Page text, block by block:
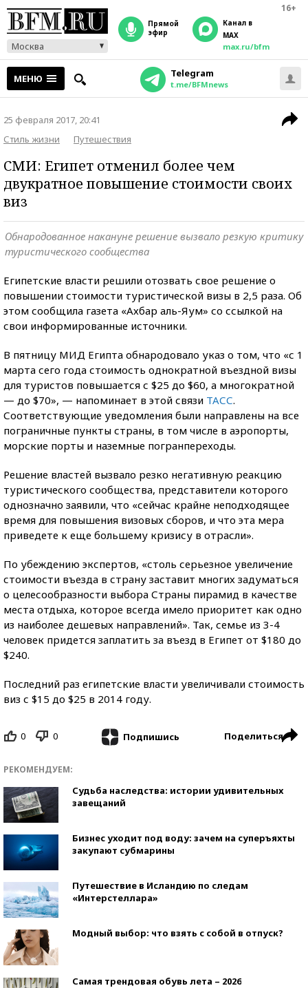
16+
Москва
прямой
эфир
Канал в
MAX
max.ru/bfm
МЕНЮ Telegram
t.me/BFMnews
25 февраля 2017, 20:41
Стиль жизни
Путешествия
СМИ: Египет отменил более чем
двукратное повышение стоимости своих
виз
Обнародованное накануне решение вызвало резкую критику
туристического сообщества
Египетские власти решили отозвать свое решение о
повышении стоимости туристической визы в 2,5 раза. Об
этом сообщила газета «Ахбар аль-Яум» со ссылкой на
свои информированные источники.
В пятницу МИД Египта обнародовало указ о том, что «с 1
марта сего года стоимость однократной въездной визы
для туристов повышается с $25 до $60, а многократной
— до $70», — напоминает в этой связи ТАСС.
Соответствующие уведомления были направлены на все
пограничные пункты страны, в том числе в аэропорты,
морские порты и наземные погранпереходы.
Решение властей вызвало резко негативную реакцию
туристического сообщества, представители которого
однозначно заявили, что «сейчас крайне неподходящее
время для повышения визовых сборов, и что эта мера
приведете к еще большему кризису в отрасли».
По убеждению экспертов, «столь серьезное увеличение
стоимости въезда в страну заставит многих задуматься
о целесообразности выбора Страны пирамид в качестве
места отдыха, которое всегда имело приоритет как одно
из наиболее дешевых направлений». Так, семье из 3-4
человек придется заплатить за въезд в Египет от $180 до
$240.
Последний раз египетские власти увеличивали стоимость
виз с $15 до $25 в 2014 году.
0 0 Подпишись Поделиться
РЕКОМЕНДУЕМ:
Судьба наследства: истории удивительных
завещаний
Бизнес уходит под воду: зачем на суперъяхты
закупают субмарины
Путешествие в Исландию по следам
«Интерстеллара»
Модный выбор: что взять с собой в отпуск?
Самая трендовая обувь лета – 2026